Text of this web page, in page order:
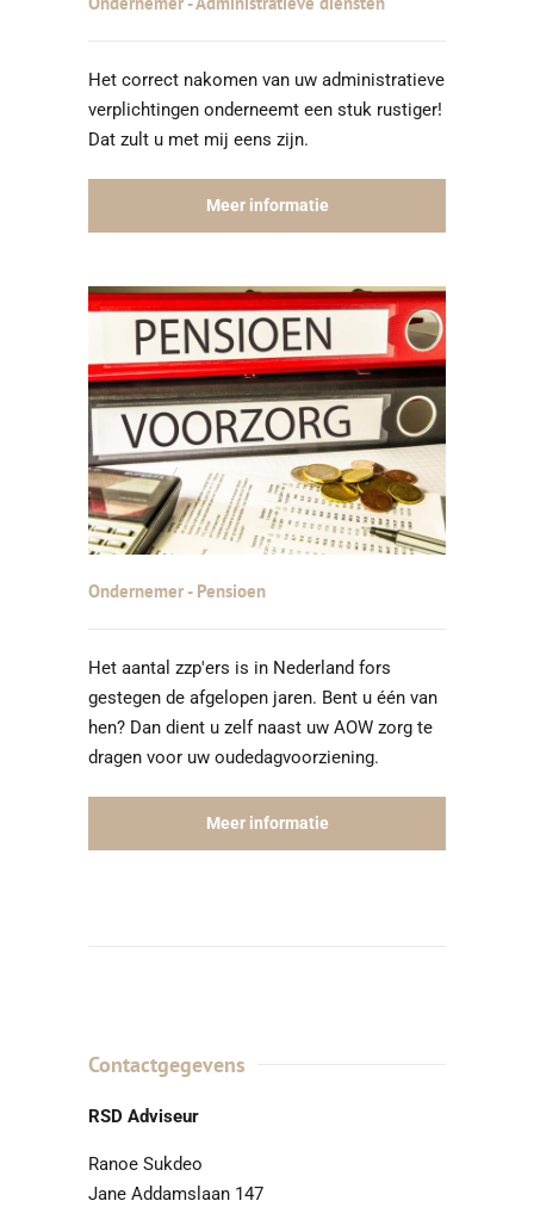
Het correct nakomen van uw administratieve
verplichtingen onderneemt een stuk rustiger!
Dat zult u met mij eens zijn.
Meer informatie
Ondernemer - Pensioen
Het aantal zzp'ers is in Nederland fors
gestegen de afgelopen jaren. Bent u één van
hen? Dan dient u zelf naast uw AOW zorg te
dragen voor uw oudedagvoorziening.
Meer informatie
Contactgegevens
RSD Adviseur
Ranoe Sukdeo
Jane Addamslaan 147